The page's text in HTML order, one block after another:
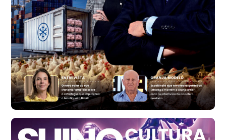
R$ 156,33
cx
Ovo Branco - Regional
Bastos (SP)
R$ 134,40
cx
Ovo Vermelho - Regional
Bastos (SP)
R$ 146,71